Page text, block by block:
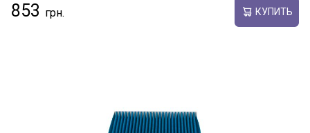
853 КУПИТЬ